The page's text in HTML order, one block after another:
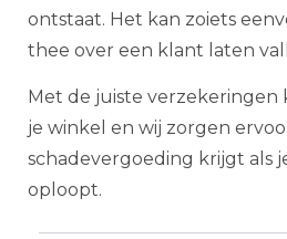
ontstaat. Het kan zoiets
thee over een klant laten
Met de juiste verzekeringen
je winkel en wij zorgen
schadevergoeding krijgt als
oploopt.